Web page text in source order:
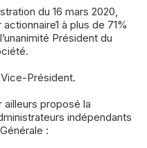
à plus de 71%
Président du
Président.
ailleurs proposé la
indépendants
: